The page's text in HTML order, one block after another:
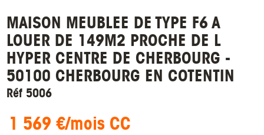
MAISON MEUBLEE DE TYPE F6 A
LOUER DE 149M2 PROCHE DE L
HYPER CENTRE DE CHERBOURG -
50100 CHERBOURG EN COTENTIN
Réf 5006
1 569 €/mois CC